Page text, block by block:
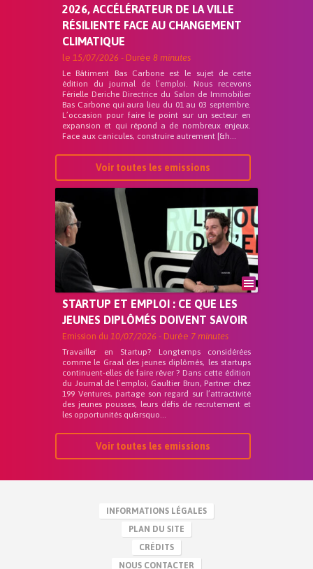
2026, ACCÉLÉRATEUR DE LA VILLE
RÉSILIENTE FACE AU CHANGEMENT
CLIMATIQUE
le 15/07/2026 - Durée 8 minutes
Le Bâtiment Bas Carbone est le sujet de cette
édition du journal de l’emploi. Nous recevons
Férielle Deriche Directrice du Salon de Immobilier
Bas Carbone qui aura lieu du 01 au 03 septembre.
L’occasion pour faire le point sur un secteur en
expansion et qui répond a de nombreux enjeux.
Face aux canicules, construire autrement [&h...
Voir toutes les emissions
STARTUP ET EMPLOI : CE QUE LES
JEUNES DIPLÔMÉS DOIVENT SAVOIR
Emission du 10/07/2026 - Durée 7 minutes
Travailler en Startup? Longtemps considérées
comme le Graal des jeunes diplômés, les startups
continuent-elles de faire rêver ? Dans cette édition
du Journal de l’emploi, Gaultier Brun, Partner chez
199 Ventures, partage son regard sur l’attractivité
des jeunes pousses, leurs défis de recrutement et
les opportunités qu&rsquo...
Voir toutes les emissions
INFORMATIONS LÉGALES
PLAN DU SITE
CRÉDITS
NOUS CONTACTER